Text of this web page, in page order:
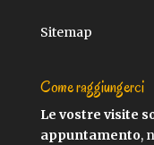
Sitemap
Come raggiungerci
Le vostre visite
appuntamento,